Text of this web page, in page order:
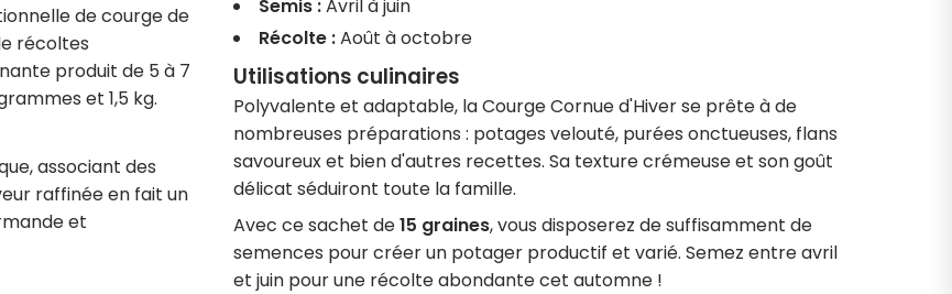
de courge de
récoltes
produit de 5 à 7
et 1,5 kg.
associant des
raffinée en fait un
et
Semis :Avril à juin
Récolte :Août à octobre
Utilisations culinaires
Polyvalente et adaptable, la Courge Cornue d'Hiver se prête à de
nombreuses préparations : potages velouté, purées onctueuses, flans
savoureux et bien d'autres recettes. Sa texture crémeuse et son goût
délicat séduiront toute la famille.
Avec ce sachet de15 graines, vous disposerez de suffisamment de
semences pour créer un potager productif et varié. Semez entre avril
et juin pour une récolte abondante cet automne !